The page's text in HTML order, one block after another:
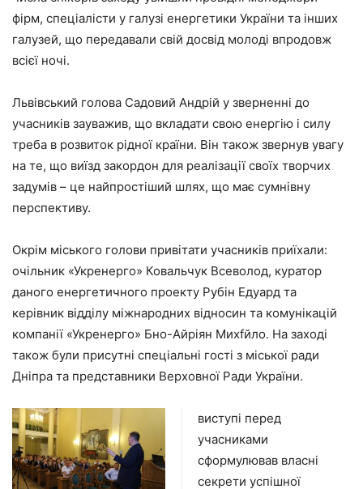
фірм, спеціалісти у галузі енергетики України та інших
галузей, що передавали свій досвід молоді впродовж
всієї ночі.
Львівський голова Садовий Андрій у зверненні до
учасників зауважив, що вкладати свою енергію і силу
треба в розвиток рідної країни. Він також звернув увагу
на те, що виїзд закордон для реалізації своїх творчих
задумів – це найпростіший шлях, що має сумнівну
перспективу.
Окрім міського голови привітати учасників приїхали:
очільник «Укренерго» Ковальчук Всеволод, куратор
даного енергетичного проекту Рубін Едуард та
керівник відділу міжнародних відносин та комунікацій
компанії «Укренерго» Бно-Айріян Михfйло. На заході
також були присутні спеціальні гості з міської ради
Дніпра та представники Верховної Ради України.
виступі перед
учасниками
сформулював власні
секрети успішної